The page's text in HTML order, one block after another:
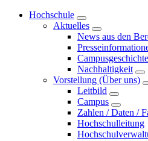
Hochschule
Aktuelles
News aus den
Nachhaltigkeit
Vorstellung (Über uns)
Leitbild
Campus
Zahlen / Daten /
Hochschulleitung